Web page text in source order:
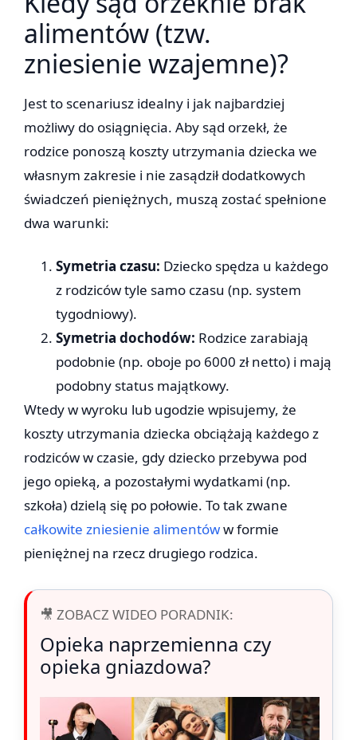
alimentów (tzw.
zniesienie wzajemne)?
Jest to scenariusz idealny i jak najbardziej
możliwy do osiągnięcia. Aby sąd orzekł, że
rodzice ponoszą koszty utrzymania dziecka we
własnym zakresie i nie zasądził dodatkowych
świadczeń pieniężnych, muszą zostać spełnione
dwa warunki:
Symetria czasu: Dziecko spędza u każdego
z rodziców tyle samo czasu (np. system
tygodniowy).
Symetria dochodów: Rodzice zarabiają
podobnie (np. oboje po 6000 zł netto) i mają
podobny status majątkowy.
Wtedy w wyroku lub ugodzie wpisujemy, że
koszty utrzymania dziecka obciążają każdego z
rodziców w czasie, gdy dziecko przebywa pod
jego opieką, a pozostałymi wydatkami (np.
szkoła) dzielą się po połowie. To tak zwane
całkowite zniesienie alimentóww formie
pieniężnej na rzecz drugiego rodzica.
🎥 ZOBACZ WIDEO PORADNIK:
Opieka naprzemienna czy
opieka gniazdowa?